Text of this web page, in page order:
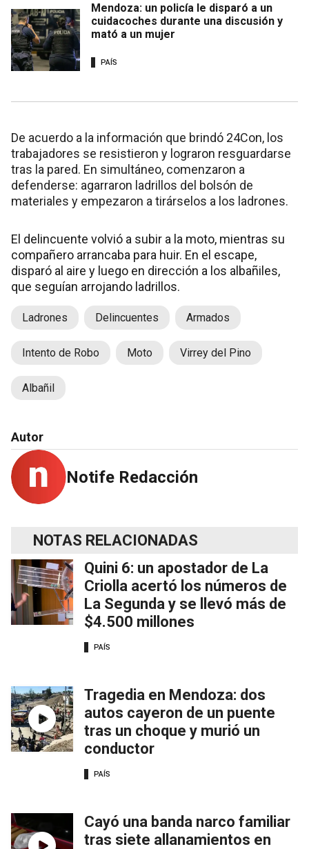
Mendoza: un policía le disparó a un
cuidacoches durante una discusión y
mató a un mujer
PAÍS
De acuerdo a la información que brindó 24Con, los
trabajadores se resistieron y lograron resguardarse
tras la pared. En simultáneo, comenzaron a
defenderse: agarraron ladrillos del bolsón de
materiales y empezaron a tirárselos a los ladrones.
El delincuente volvió a subir a la moto, mientras su
compañero arrancaba para huir. En el escape,
disparó al aire y luego en dirección a los albañiles,
que seguían arrojando ladrillos.
Ladrones Delincuentes Armados
Intento de Robo Moto Virrey del Pino
Albañil
Autor
Notife Redacción
NOTAS RELACIONADAS
Quini 6: un apostador de La
Criolla acertó los números de
La Segunda y se llevó más de
$4.500 millones
PAÍS
Tragedia en Mendoza: dos
autos cayeron de un puente
tras un choque y murió un
conductor
PAÍS
Cayó una banda narco familiar
tras siete allanamientos en